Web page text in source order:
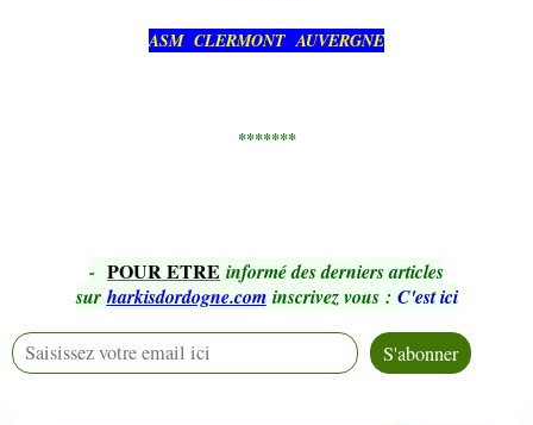
ASM CLERMONT AUVERGNE
*******
- POUR ETRE informé des derniers articles
sur harkisdordogne.com inscrivez vous : C'est ici